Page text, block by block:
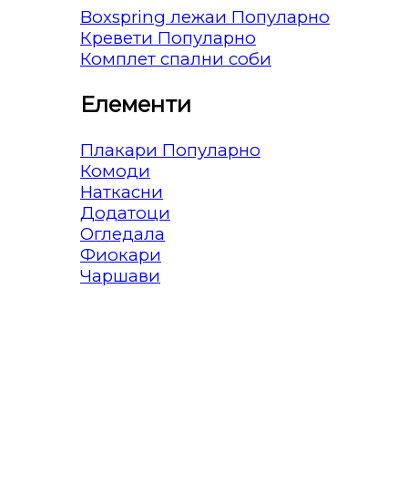
Boxspring лежаи
Кревети
Комплет спални соби
Елементи
Плакари
Комоди
Наткасни
Додатоци
Огледала
Фиокари
Чаршави